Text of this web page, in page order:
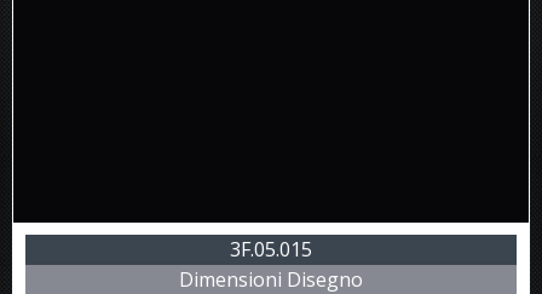
3F.05.015
Dimensioni Disegno